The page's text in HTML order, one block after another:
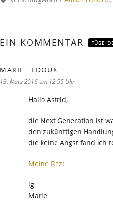
EIN KOMMENTAR FÜGE
MARIE LEDOUX
13. März 2016 um 12:55 Uhr
Hallo Astrid,
die Next Generation ist
den zukünftigen
die keine Angst fand ich
Meine Rezi
lg
Marie